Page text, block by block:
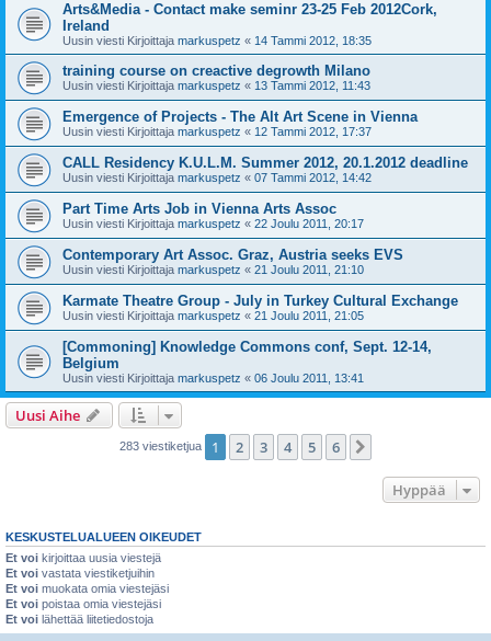
Arts&Media - Contact make seminr 23-25 Feb 2012Cork,
Ireland
Uusin viesti Kirjoittaja markuspetz « 14 Tammi 2012, 18:35
training course on creactive degrowth Milano
Uusin viesti Kirjoittaja markuspetz « 13 Tammi 2012, 11:43
Emergence of Projects - The Alt Art Scene in Vienna
Uusin viesti Kirjoittaja markuspetz « 12 Tammi 2012, 17:37
CALL Residency K.U.L.M. Summer 2012, 20.1.2012 deadline
Uusin viesti Kirjoittaja markuspetz « 07 Tammi 2012, 14:42
Part Time Arts Job in Vienna Arts Assoc
Uusin viesti Kirjoittaja markuspetz « 22 Joulu 2011, 20:17
Contemporary Art Assoc. Graz, Austria seeks EVS
Uusin viesti Kirjoittaja markuspetz « 21 Joulu 2011, 21:10
Karmate Theatre Group - July in Turkey Cultural Exchange
Uusin viesti Kirjoittaja markuspetz « 21 Joulu 2011, 21:05
[Commoning] Knowledge Commons conf, Sept. 12-14,
Belgium
Uusin viesti Kirjoittaja markuspetz « 06 Joulu 2011, 13:41
Uusi Aihe
283 viestiketjua 1 2 3 4 5 6
Hyppää
KESKUSTELUALUEEN OIKEUDET
Et voi kirjoittaa uusia viestejä
Et voi vastata viestiketjuihin
Et voi muokata omia viestejäsi
Et voi poistaa omia viestejäsi
Et voi lähettää liitetiedostoja